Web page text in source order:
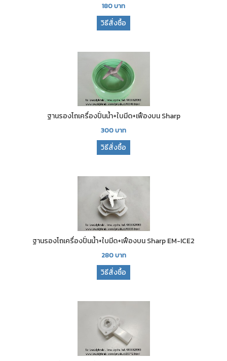
180บาท
วิธีสั่งซื้อ
ฐานรองโถเครื่องปั่นน้ำ+ใบมีด+เฟืองบน Sharp
300บาท
วิธีสั่งซื้อ
ฐานรองโถเครื่องปั่นน้ำ+ใบมีด+เฟืองบน Sharp EM-ICE2
280บาท
วิธีสั่งซื้อ